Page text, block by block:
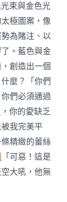
束與金色光
極圖案，像
為賭注、以
。藍色與金
創造出一個
麼？「你們
們必須通過
你的愛缺乏
我完美平
精緻的蕾絲
「可惡！這是
大吼，他無